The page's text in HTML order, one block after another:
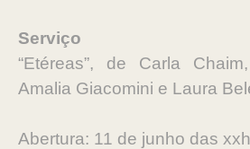
Serviço
“Etéreas”, de Carla
Amalia Giacomini e Laura
Abertura: 11 de junho das